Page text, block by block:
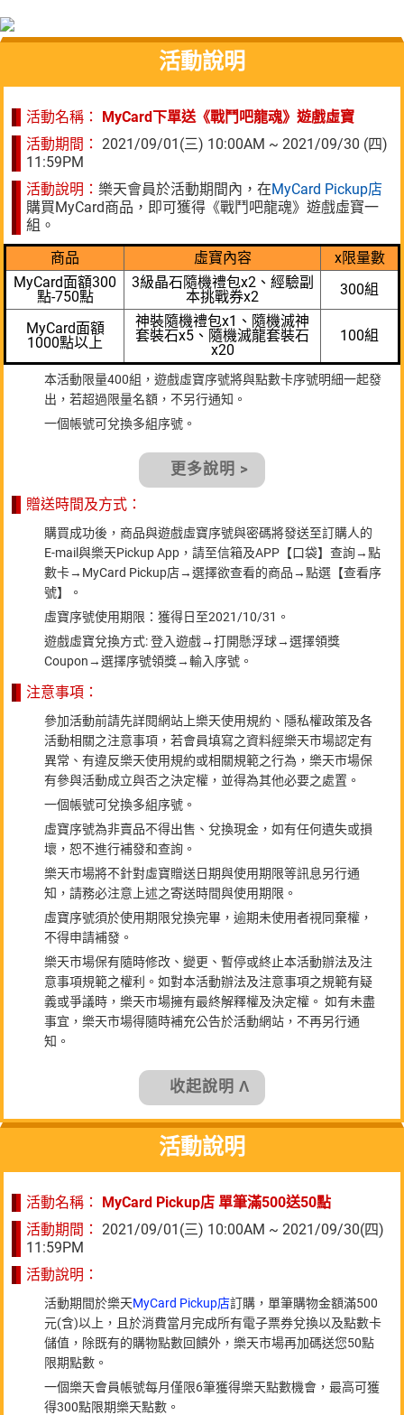
活動說明
活動名稱： MyCard下單送《戰鬥吧龍魂》遊戲虛寶
活動期間： 2021/09/01(三) 10:00AM ~ 2021/09/30 (四)
11:59PM
活動說明： 樂天會員於活動期間內，在MyCard Pickup店
購買MyCard商品，即可獲得《戰鬥吧龍魂》遊戲虛寶一
組。
商品
虛寶內容
x限量數
MyCard面額300
點-750點
3級晶石隨機禮包x2、經驗副
本挑戰券x2
300組
MyCard面額
1000點以上
神裝隨機禮包x1、隨機滅神
套裝石x5、隨機滅龍套裝石
x20
100組
本活動限量400組，遊戲虛寶序號將與點數卡序號明細一起發
出，若超過限量名額，不另行通知。
一個帳號可兌換多組序號。
更多說明 >
贈送時間及方式：
購買成功後，商品與遊戲虛寶序號與密碼將發送至訂購人的
E-mail與樂天Pickup App，請至信箱及APP【口袋】查詢→點
數卡→MyCard Pickup店→選擇欲查看的商品→點選【查看序
號】。
虛寶序號使用期限：獲得日至2021/10/31。
遊戲虛寶兌換方式: 登入遊戲→打開懸浮球→選擇領獎
Coupon→選擇序號領獎→輸入序號。
注意事項：
參加活動前請先詳閱網站上樂天使用規約、隱私權政策及各
活動相關之注意事項，若會員填寫之資料經樂天市場認定有
異常、有違反樂天使用規約或相關規範之行為，樂天市場保
有參與活動成立與否之決定權，並得為其他必要之處置。
一個帳號可兌換多組序號。
虛寶序號為非賣品不得出售、兌換現金，如有任何遺失或損
壞，恕不進行補發和查詢。
樂天市場將不針對虛寶贈送日期與使用期限等訊息另行通
知，請務必注意上述之寄送時間與使用期限。
虛寶序號須於使用期限兌換完畢，逾期未使用者視同棄權，
不得申請補發。
樂天市場保有隨時修改、變更、暫停或終止本活動辦法及注
意事項規範之權利。如對本活動辦法及注意事項之規範有疑
義或爭議時，樂天市場擁有最終解釋權及決定權。 如有未盡
事宜，樂天市場得隨時補充公告於活動網站，不再另行通
知。
收起說明 Λ
活動說明
活動名稱： MyCard Pickup店 單筆滿500送50點
活動期間： 2021/09/01(三) 10:00AM ~ 2021/09/30(四)
11:59PM
活動說明：
活動期間於樂天MyCard Pickup店訂購，單筆購物金額滿500
元(含)以上，且於消費當月完成所有電子票券兌換以及點數卡
儲值，除既有的購物點數回饋外，樂天市場再加碼送您50點
限期點數。
一個樂天會員帳號每月僅限6筆獲得樂天點數機會，最高可獲
得300點限期樂天點數。